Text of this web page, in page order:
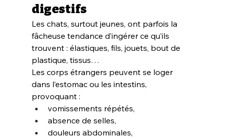
digestifs
Les chats, surtout jeunes, ont parfois la
fâcheuse tendance d’ingérer ce qu’ils
trouvent : élastiques, fils, jouets, bout de
plastique, tissus…
Les corps étrangers peuvent se loger
dans l’estomac ou les intestins,
provoquant :
vomissements répétés,
absence de selles,
douleurs abdominales,